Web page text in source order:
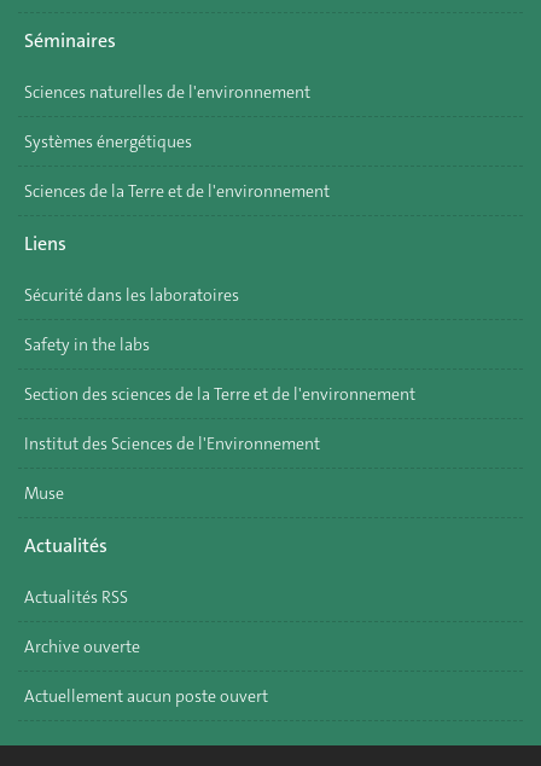
Séminaires
Sciences naturelles de l'environnement
Systèmes énergétiques
Sciences de la Terre et de l'environnement
Liens
Sécurité dans les laboratoires
Safety in the labs
Section des sciences de la Terre et de l'environnement
Institut des Sciences de l'Environnement
Muse
Actualités
Actualités RSS
Archive ouverte
Actuellement aucun poste ouvert